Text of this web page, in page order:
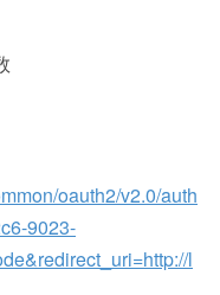
oauth2/v2.0/auth
9023-
l